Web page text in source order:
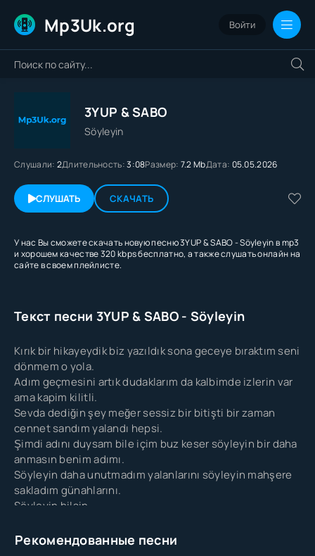
Mp3Uk.org Войти
3YUP & SABO
Söyleyin
Слушали: 2Длительность:3:08Размер: 7.2 MbДата: 05.05.2026
СЛУШАТЬ СКАЧАТЬ
У нас Вы сможете скачать новую песню 3YUP & SABO - Söyleyin в mp3
и хорошем качестве 320 kbps бесплатно, а также слушать онлайн на
сайте в своем плейлисте.
Текст песни 3YUP & SABO - Söyleyin
Kırık bir hikayeydik biz yazıldık sona geceye bıraktım seni
dönmem o yola.
Adım geçmesini artık dudaklarım da kalbimde izlerin var
ama kapim kilitli.
Sevda dediğin şey meğer sessiz bir bitişti bir zaman
cennet sandım yalandı hepsi.
Şimdi adını duysam bile içim buz keser söyleyin bir daha
anmasın benim adımı.
Söyleyin daha unutmadım yalanlarını söyleyin mahşere
sakladım günahlarını.
Söyleyin bilsin .
Рекомендованные песни